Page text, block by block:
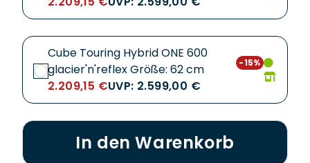
Cube Touring Hybrid ONE 600
glacier'n'reflex Größe: 62 cm
2.209,15 €UVP: 2.599,00 €
-15%
In den Warenkorb